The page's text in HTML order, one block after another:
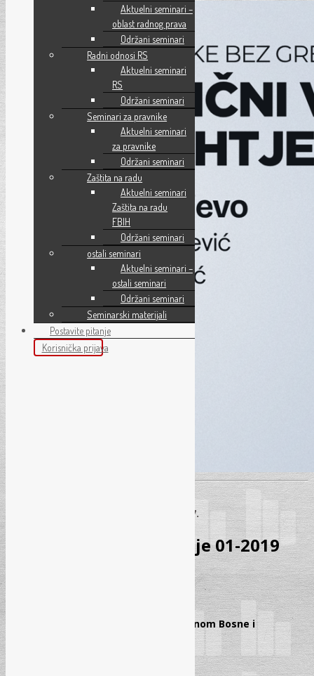
Sarajevo - 07. 07.
Sadržaj: Pravo i finansije 01-2019
Regulisanje upravljanja javnom imovinom Bosne i
Aktuelni seminari –
oblast radnog prava
Održani seminari
Radni odnosi RS
Aktuelni seminari
RS
Održani seminari
Seminari za pravnike
Aktuelni seminari
za pravnike
Održani seminari
Zaštita na radu
Aktuelni seminari
Zaštita na radu
FBIH
Održani seminari
ostali seminari
Aktuelni seminari –
ostali seminari
Održani seminari
Seminarski materijali
Postavite pitanje
Korisnička prijava